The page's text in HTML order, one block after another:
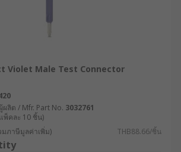
Violet Male Test Connector
ลิต / Mfr. Part No. 3032761
พ็คละ 10 ชิ้น)
มภาษีมูลค่าเพิ่ม) THB88.66/ชิ้น